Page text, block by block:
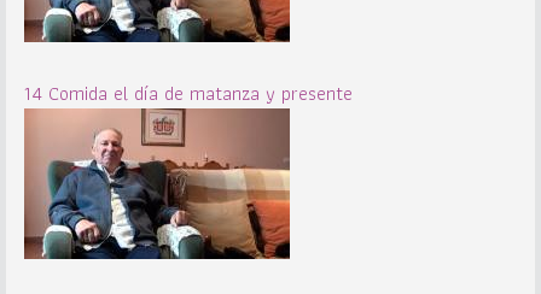
14 Comida el día de matanza y presente